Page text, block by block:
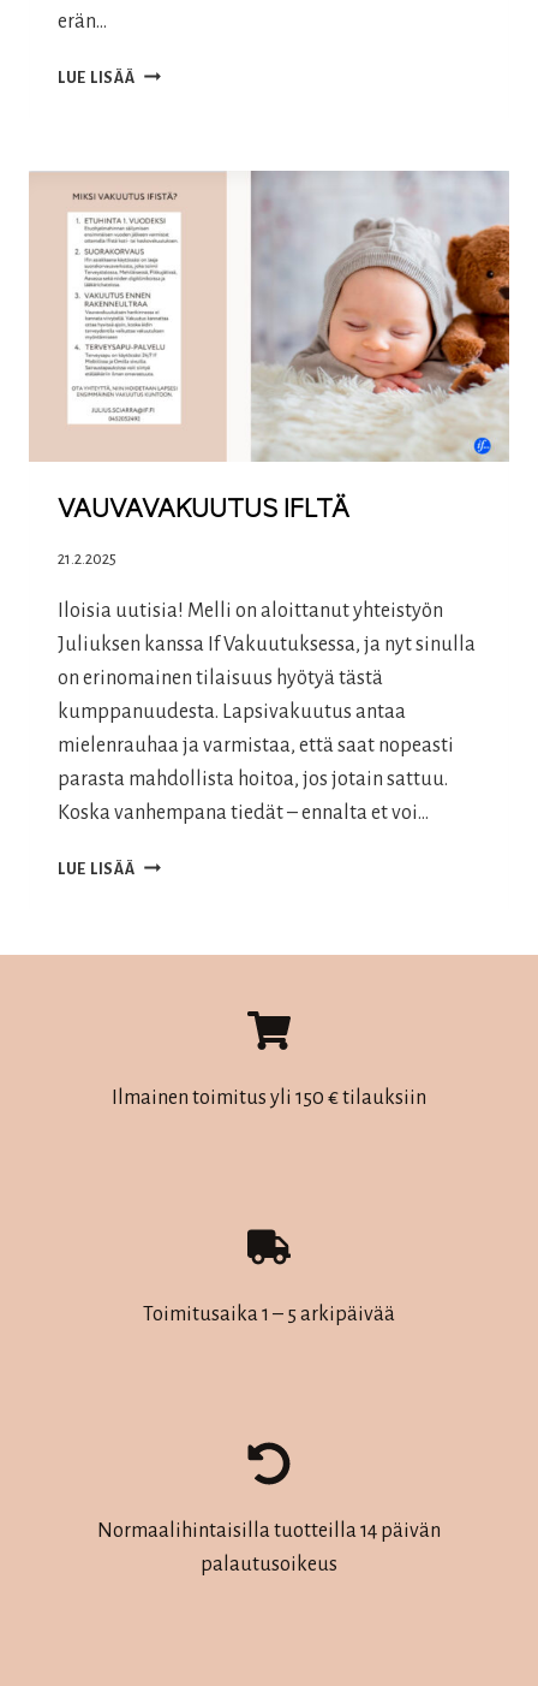
erän…
LUE LISÄÄ KESKIMAAN
VAUVAVAKUUTUS IFLTÄ
21.2.2025
Iloisia uutisia! Melli on aloittanut yhteistyön
Juliuksen kanssa If Vakuutuksessa, ja nyt sinulla
on erinomainen tilaisuus hyötyä tästä
kumppanuudesta. Lapsivakuutus antaa
mielenrauhaa ja varmistaa, että saat nopeasti
parasta mahdollista hoitoa, jos jotain sattuu.
Koska vanhempana tiedät – ennalta et voi…
LUE LISÄÄ VAUVAVAKUUTUS
Ilmainen toimitus yli 150 € tilauksiin
Toimitusaika 1 – 5 arkipäivää
Normaalihintaisilla tuotteilla 14 päivän
palautusoikeus